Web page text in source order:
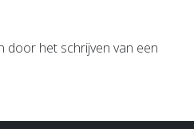
door het schrijven van een